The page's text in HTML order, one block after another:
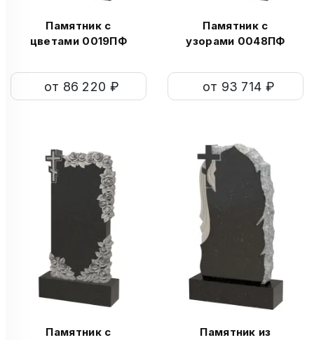
Памятник с
цветами 0019ПФ
от 86 220 ₽
Памятник с
узорами 0048ПФ
от 93 714 ₽
Памятник с
Памятник из